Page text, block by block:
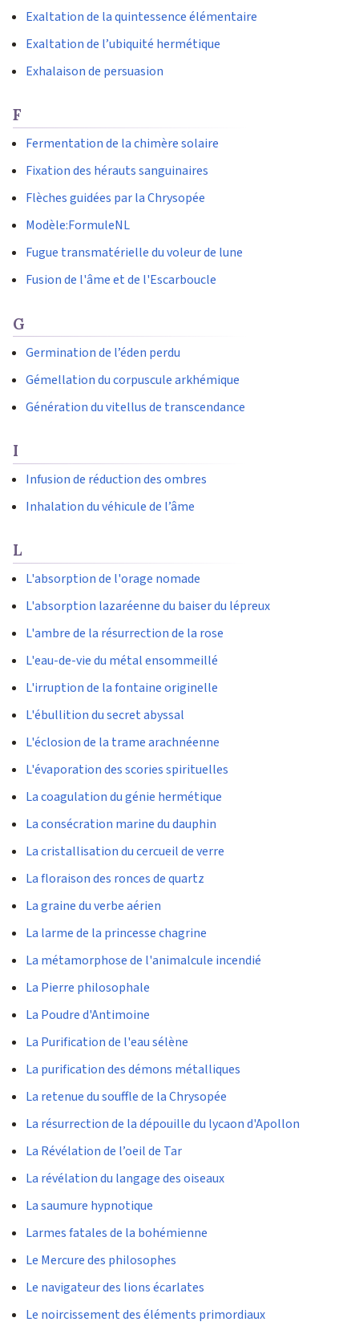
Exaltation de la quintessence élémentaire
Exaltation de l’ubiquité hermétique
Exhalaison de persuasion
F
Fermentation de la chimère solaire
Fixation des hérauts sanguinaires
Flèches guidées par la Chrysopée
Modèle:FormuleNL
Fugue transmatérielle du voleur de lune
Fusion de l'âme et de l'Escarboucle
G
Germination de l’éden perdu
Gémellation du corpuscule arkhémique
Génération du vitellus de transcendance
I
Infusion de réduction des ombres
Inhalation du véhicule de l’âme
L
L'absorption de l'orage nomade
L'absorption lazaréenne du baiser du lépreux
L'ambre de la résurrection de la rose
L'eau-de-vie du métal ensommeillé
L'irruption de la fontaine originelle
L'ébullition du secret abyssal
L'éclosion de la trame arachnéenne
L'évaporation des scories spirituelles
La coagulation du génie hermétique
La consécration marine du dauphin
La cristallisation du cercueil de verre
La floraison des ronces de quartz
La graine du verbe aérien
La larme de la princesse chagrine
La métamorphose de l'animalcule incendié
La Pierre philosophale
La Poudre d'Antimoine
La Purification de l'eau sélène
La purification des démons métalliques
La retenue du souffle de la Chrysopée
La résurrection de la dépouille du lycaon d'Apollon
La Révélation de l’oeil de Tar
La révélation du langage des oiseaux
La saumure hypnotique
Larmes fatales de la bohémienne
Le Mercure des philosophes
Le navigateur des lions écarlates
Le noircissement des éléments primordiaux